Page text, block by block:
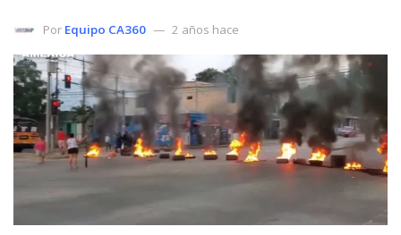
Por Equipo CA360 2 años hace